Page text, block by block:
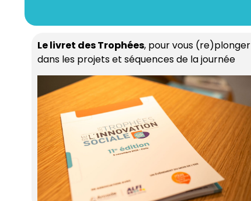
Le livret des Trophées, pour vous (re)plonger
dans les projets et séquences de la journée